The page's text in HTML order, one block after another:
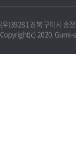
(우)39281 경북 구미시 송
Copyright(c) 2020. Gumi-